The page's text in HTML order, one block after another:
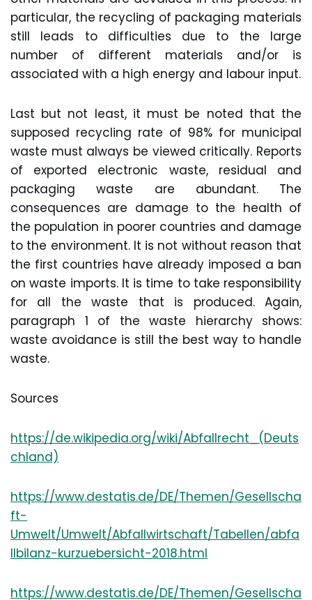
particular, the recycling of packaging materials
still leads to difficulties due to the large
number of different materials and/or is
associated with a high energy and labour input.
Last but not least, it must be noted that the
supposed recycling rate of 98% for municipal
waste must always be viewed critically. Reports
of exported electronic waste, residual and
packaging waste are abundant. The
consequences are damage to the health of
the population in poorer countries and damage
to the environment. It is not without reason that
the first countries have already imposed a ban
on waste imports. It is time to take responsibility
for all the waste that is produced. Again,
paragraph 1 of the waste hierarchy shows:
waste avoidance is still the best way to handle
waste.
Sources
https://de.wikipedia.org/wiki/Abfallrecht_(Deuts
chland)
https://www.destatis.de/DE/Themen/Gesellscha
ft-
Umwelt/Umwelt/Abfallwirtschaft/Tabellen/abfa
llbilanz-kurzuebersicht-2018.html
https://www.destatis.de/DE/Themen/Gesellscha